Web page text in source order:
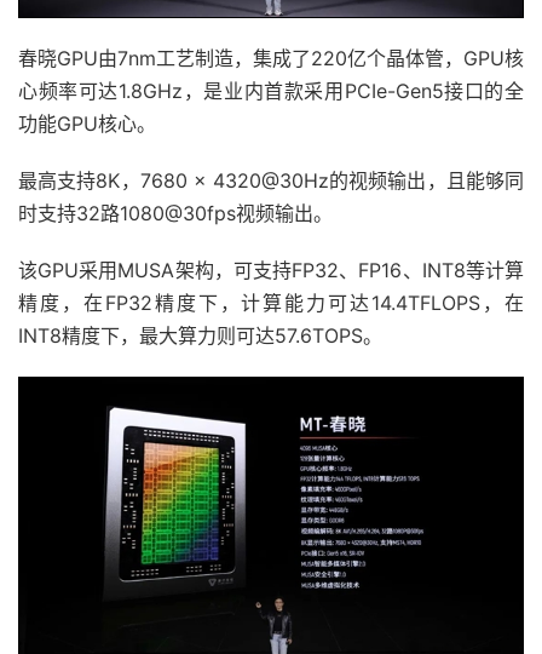
春晓GPU由7nm工艺制造，集成了220亿个晶体管，GPU核
心频率可达1.8GHz，是业内首款采用PCIe-Gen5接口的全
功能GPU核心。
最高支持8K，7680 x 4320@30Hz的视频输出，且能够同
时支持32路1080@30fps视频输出。
该GPU采用MUSA架构，可支持FP32、FP16、INT8等计算
精度，在FP32精度下，计算能力可达14.4TFLOPS，在
INT8精度下，最大算力则可达57.6TOPS。